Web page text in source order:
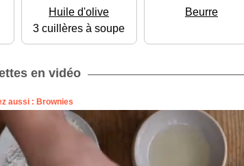
Huile d'olive
3 cuillères à soupe
Beurre
en vidéo